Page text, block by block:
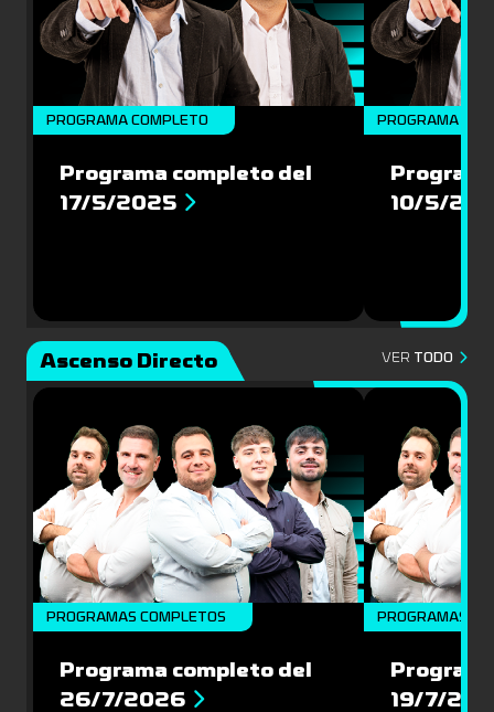
PROGRAMA COMPLETO
Programa completo del
17/5/2025
PROGRAMA
10/5/
Ascenso Directo VER TODO
PROGRAMAS COMPLETOS
Programa completo del
26/7/2026
PROGRAMAS
19/7/